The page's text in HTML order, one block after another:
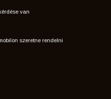
van
szeretne rendelni